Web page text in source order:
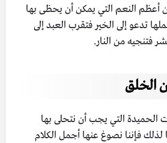
أعظم النعم التي يمكن أن يحظى بها
تدعو إلى الخير فتقرب العبد إلى
فتنجيه من النار.
الخلق
التي يجب أن نتحلى بها
لذلك فإننا نصوغ عنها أجمل الكلام